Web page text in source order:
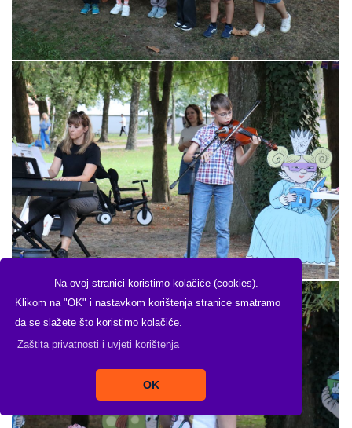
Na ovoj stranici koristimo kolačiće (cookies).
Klikom na "OK" i nastavkom korištenja stranice smatramo
da se slažete što koristimo kolačiće.
Zaštita privatnosti i uvjeti korištenja
OK